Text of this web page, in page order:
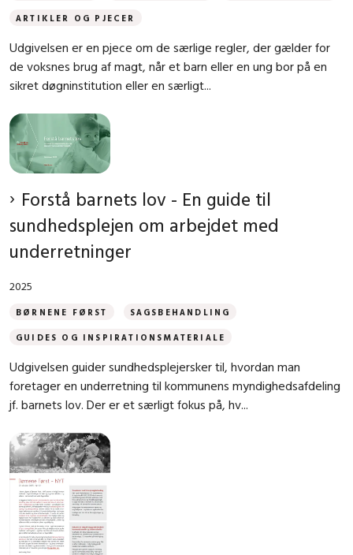
ARTIKLER OG PJECER
Udgivelsen er en pjece om de særlige regler, der gælder for
de voksnes brug af magt, når et barn eller en ung bor på en
sikret døgninstitution eller en særligt...
Forstå barnets lov - En guide til
sundhedsplejen om arbejdet med
underretninger
2025
BØRNENE FØRST SAGSBEHANDLING
GUIDES OG INSPIRATIONSMATERIALE
Udgivelsen guider sundhedsplejersker til, hvordan man
foretager en underretning til kommunens myndighedsafdeling
jf. barnets lov. Der er et særligt fokus på, hv...